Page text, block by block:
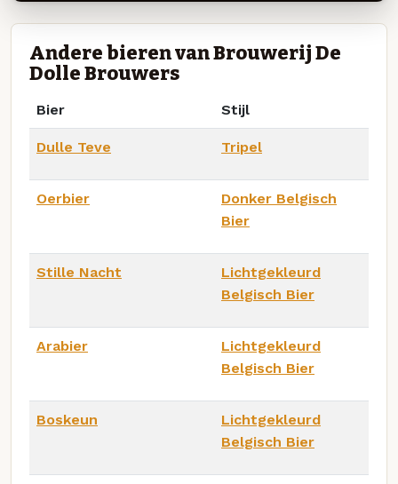
Andere bieren van Brouwerij De
Dolle Brouwers
Bier Stijl
Dulle Teve Tripel
Oerbier
Donker Belgisch
Bier
Stille Nacht
Lichtgekleurd
Belgisch Bier
Arabier
Lichtgekleurd
Belgisch Bier
Boskeun
Lichtgekleurd
Belgisch Bier